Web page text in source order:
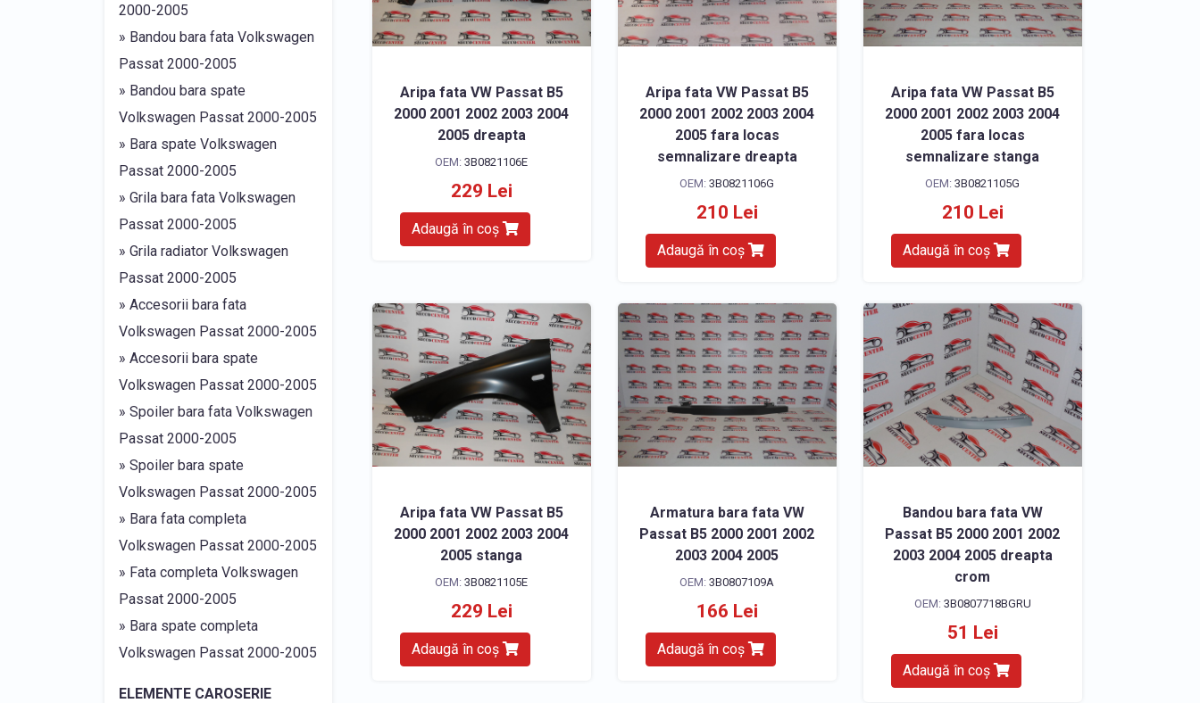
2000-2005
» Bandou bara fata Volkswagen
Passat 2000-2005
» Bandou bara spate
Volkswagen Passat 2000-2005
» Bara spate Volkswagen
Passat 2000-2005
» Grila bara fata Volkswagen
Passat 2000-2005
» Grila radiator Volkswagen
Passat 2000-2005
» Accesorii bara fata
Volkswagen Passat 2000-2005
» Accesorii bara spate
Volkswagen Passat 2000-2005
» Spoiler bara fata Volkswagen
Passat 2000-2005
» Spoiler bara spate
Volkswagen Passat 2000-2005
» Bara fata completa
Volkswagen Passat 2000-2005
» Fata completa Volkswagen
Passat 2000-2005
» Bara spate completa
Volkswagen Passat 2000-2005
ELEMENTE CAROSERIE
Aripa fata VW Passat B5
2000 2001 2002 2003 2004
2005 dreapta
OEM:3B0821106E
229 Lei
Adaugă în coș
Aripa fata VW Passat B5
2000 2001 2002 2003 2004
2005 fara locas
semnalizare dreapta
OEM:3B0821106G
210 Lei
Adaugă în coș
Aripa fata VW Passat B5
2000 2001 2002 2003 2004
2005 fara locas
semnalizare stanga
OEM:3B0821105G
210 Lei
Adaugă în coș
Aripa fata VW Passat B5
2000 2001 2002 2003 2004
2005 stanga
OEM:3B0821105E
229 Lei
Adaugă în coș
Armatura bara fata VW
Passat B5 2000 2001 2002
2003 2004 2005
OEM:3B0807109A
166 Lei
Adaugă în coș
Bandou bara fata VW
Passat B5 2000 2001 2002
2003 2004 2005 dreapta
crom
OEM: 3B0807718BGRU
51 Lei
Adaugă în coș